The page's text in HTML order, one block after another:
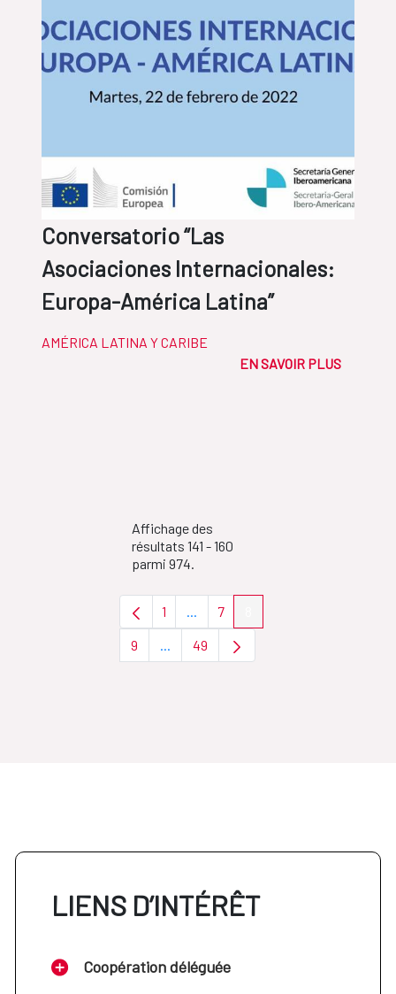
Conversatorio “Las
Asociaciones Internacionales:
Europa-América Latina”
AMÉRICA LATINA Y CARIBE
EN SAVOIR PLUS
Affichage des
résultats 141 - 160
parmi 974.
Page
1 ...Pages intermédiaires Utilisez TAB
Page
7
Page
9 ...Pages intermédiaires Utilisez TAB
Page
49
LIENS D’INTÉRÊT
Coopération déléguée